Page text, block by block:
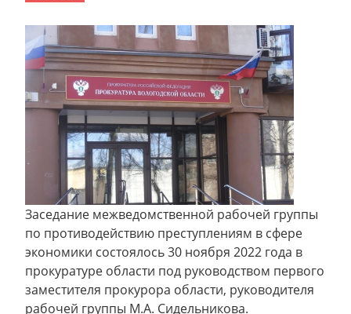
Заседание межведомственной рабочей группы
по противодействию преступлениям в сфере
экономики состоялось 30 ноября 2022 года в
прокуратуре области под руководством первого
заместителя прокурора области, руководителя
рабочей группы М.А. Сидельникова.